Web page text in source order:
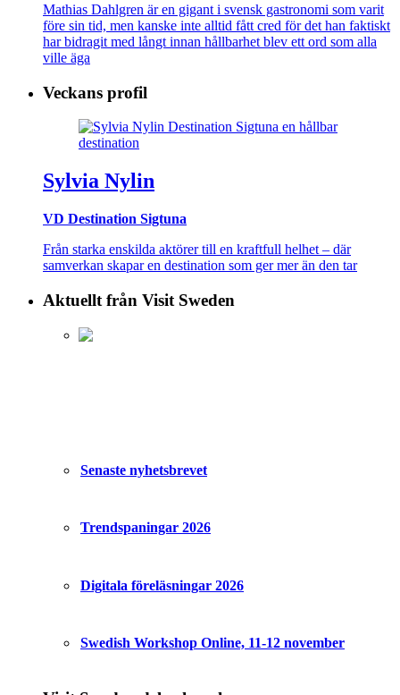
Mathias Dahlgren är en gigant i svensk gastronomi som varit
före sin tid, men kanske inte alltid fått cred för det han faktiskt
har bidragit med långt innan hållbarhet blev ett ord som alla
ville äga
Veckans profil
Sylvia Nylin
VD Destination Sigtuna
Från starka enskilda aktörer till en kraftfull helhet – där
samverkan skapar en destination som ger mer än den tar
Aktuellt från Visit Sweden
Senaste nyhetsbrevet
Trendspaningar 2026
Digitala föreläsningar 2026
Swedish Workshop Online, 11-12 november